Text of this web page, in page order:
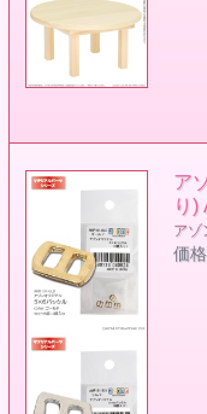
ア
り)
アゾ
価